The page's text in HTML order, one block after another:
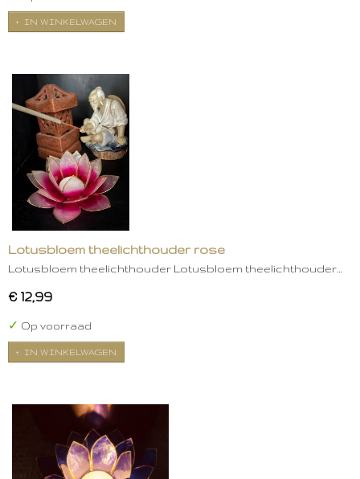
IN WINKELWAGEN
Lotusbloem theelichthouder rose
Lotusbloem theelichthouder Lotusbloem theelichthouder…
€ 12,99
✓ Op voorraad
IN WINKELWAGEN